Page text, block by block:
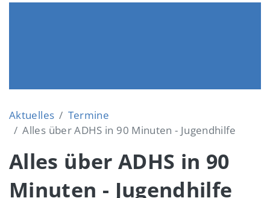
Aktuelles
Termine
Alles über ADHS in 90 Minuten - Jugendhilfe
Alles über ADHS in 90
Minuten - Jugendhilfe